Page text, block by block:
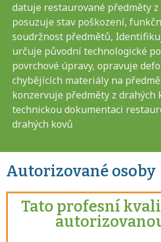
datuje restaurované předměty z
posuzuje stav poškození,
soudržnost předmětů,
určuje původní technologické
povrchové úpravy, opravuje
chybějících materiály na
konzervuje předměty z drahých
technickou dokumentaci
drahých kovů
Autorizované osoby
Tato profesní